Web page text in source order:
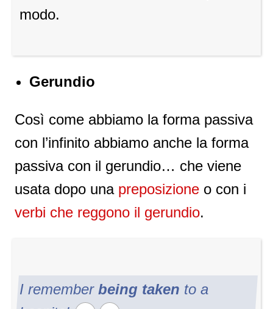
modo.
Gerundio
Così come abbiamo la forma passiva
con l’infinito abbiamo anche la forma
passiva con il gerundio… che viene
usata dopo una preposizione o con i
verbi che reggono il gerundio.
I remember being taken to a